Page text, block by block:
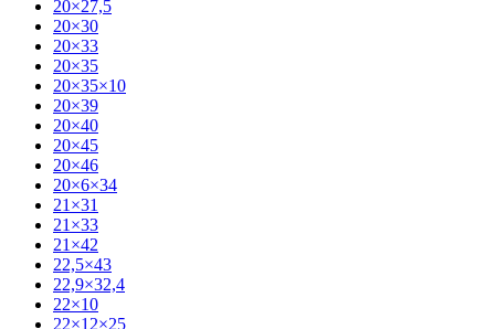
20×27,5
20×30
20×33
20×35
20×35×10
20×39
20×40
20×45
20×46
20×6×34
21×31
21×33
21×42
22,5×43
22,9×32,4
22×10
22×12×25